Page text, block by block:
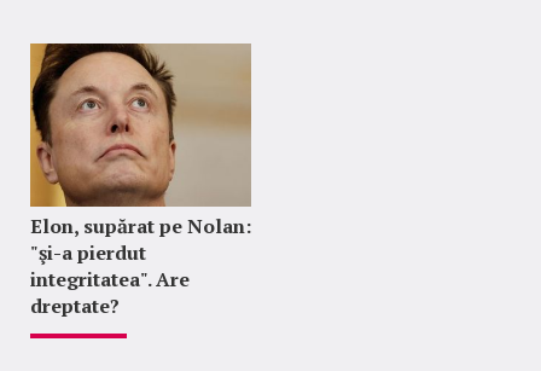
Elon, supărat pe Nolan:
"şi-a pierdut
integritatea". Are
dreptate?